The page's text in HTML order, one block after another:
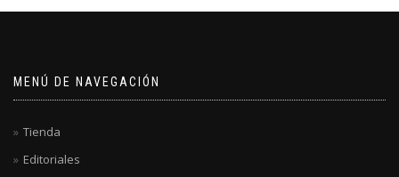
MENÚ DE NAVEGACIÓN
Tienda
Editoriales